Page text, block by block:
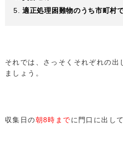
適正処理困難物のうち市町村
それでは、さっそくそれぞれの出
ましょう。
収集日の朝8時までに門口に出し